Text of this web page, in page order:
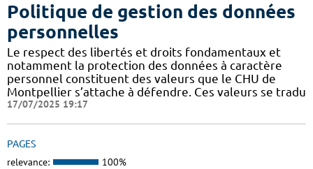
Politique de gestion des données
personnelles
Le respect des libertés et droits fondamentaux et
notamment la protection des données à caractère
personnel constituent des valeurs que le CHU de
Montpellier s’attache à défendre. Ces valeurs se tradu
17/07/2025 19:17
PAGES
relevance: 100%